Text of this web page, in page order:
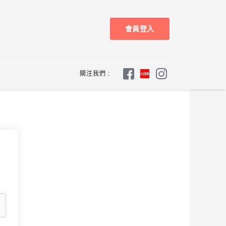
會員登入
關注我們 :